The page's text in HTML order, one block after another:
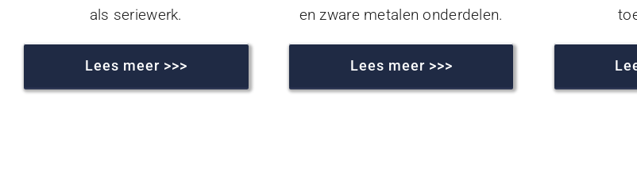
als seriewerk.
Lees meer >>>
en zware metalen onderdelen.
Lees meer >>>